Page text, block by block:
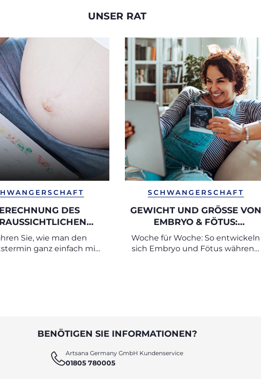
UNSER RAT
DES
(ET)
Sie, wie man den
ganz einfach mit
SCHWANGERSCHAFT
GEWICHT UND GRÖSSE VON E
MBRYO & FÖTUS: T
ABELLEN NACH SSW
Woche für Woche: So entwickeln
sich Embryo und Fötus während
BENÖTIGEN SIE INFORMATIONEN?
Artsana Germany GmbH Kundenservice
01805 780005